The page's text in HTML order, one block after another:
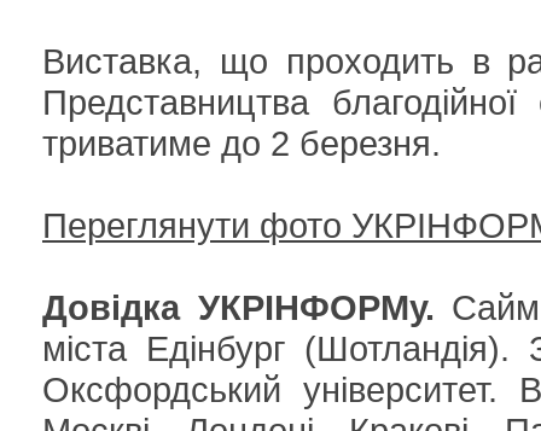
Виставка, що проходить в
Представництва благодійної
триватиме до 2 березня.
Переглянути фото
Довідка УКРІНФОРМу.
міста Едінбург
Оксфордський